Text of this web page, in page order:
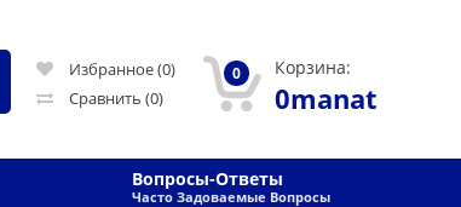
Избранное (0)
Сравнить (0)
0 Корзина:
0manat
Вопросы-Ответы
Часто Задоваемые Вопросы